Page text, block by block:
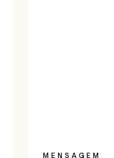
MENSAGEM